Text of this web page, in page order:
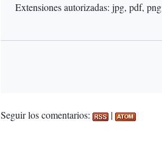
Extensiones autorizadas: jpg, pdf, png
Seguir los comentarios: |